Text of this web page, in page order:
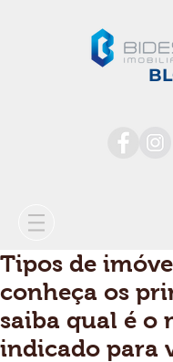
Tipos de
conheça os
saiba qual é o
indicado para